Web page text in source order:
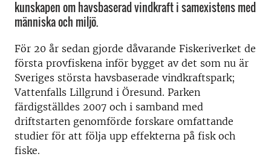
kunskapen om havsbaserad vindkraft i samexistens med
människa och miljö.
För 20 år sedan gjorde dåvarande Fiskeriverket de
första provfiskena inför bygget av det som nu är
Sveriges största havsbaserade vindkraftspark;
Vattenfalls Lillgrund i Öresund. Parken
färdigställdes 2007 och i samband med
driftstarten genomförde forskare omfattande
studier för att följa upp effekterna på fisk och
fiske.